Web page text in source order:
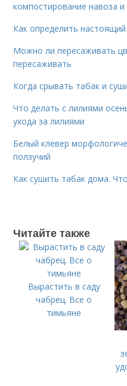
компостирование навоза
Как определить
Можно ли пересаживать
пересаживать
Когда срывать табак и
Что делать с лилиями
ухода за лилиями
Белый клевер
ползучий
Как сушить табак дома.
Читайте также
Вырастить в саду
чабрец. Все о
тимьяне